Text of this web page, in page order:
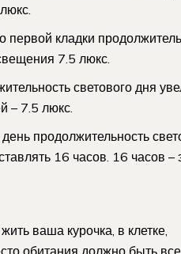
кладки
7.5 люкс.
светового дня
– 7.5 люкс.
продолжительность
16 часов. 16 часов
ваша курочка, в клетке,
обитания должно быть